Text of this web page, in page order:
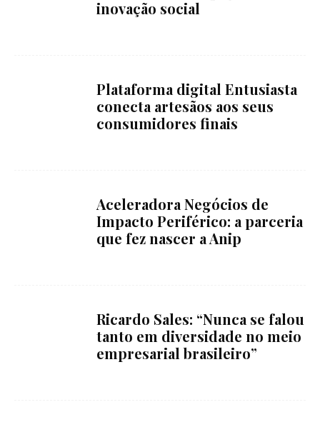
inovação social
Plataforma digital Entusiasta
conecta artesãos aos seus
consumidores finais
Aceleradora Negócios de
Impacto Periférico: a parceria
que fez nascer a Anip
Ricardo Sales: “Nunca se falou
tanto em diversidade no meio
empresarial brasileiro”